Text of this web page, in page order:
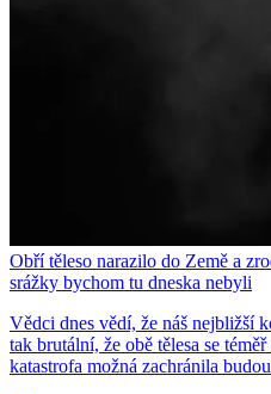
Obří těleso narazilo do Země a
srážky bychom tu dneska nebyli
Vědci dnes vědí, že náš nejbližší
tak brutální, že obě tělesa se
katastrofa možná zachránila